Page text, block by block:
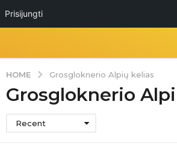
Prisijungti
HOME Grosgloknerio Alpių kelias
Grosgloknerio
Recent